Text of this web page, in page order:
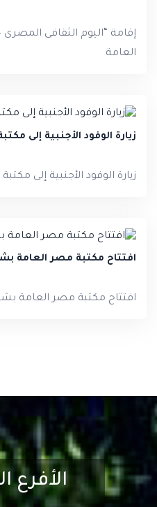
إقامة “اليوم الثقافى
العامة
زيارة الوفود الأجنبية إلى
زيارة الوفود الأجنبية إلى
افتتاح مكتبة مصر العامة
افتتاح مكتبة مصر العامة
الأفرع